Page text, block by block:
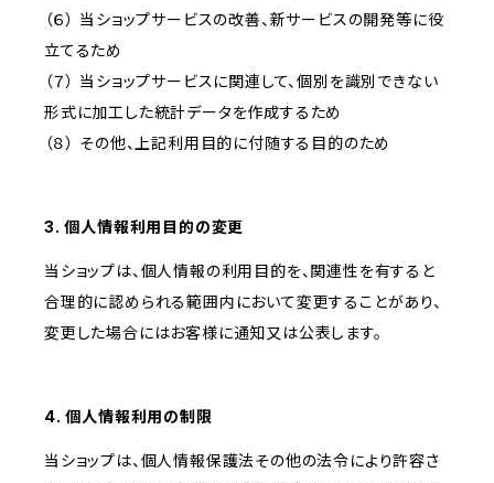
（６） 当ショップサービスの改善、新サービスの開発等に役
立てるため
（７） 当ショップサービスに関連して、個別を識別できない
形式に加工した統計データを作成するため
（８） その他、上記利用目的に付随する目的のため
3. 個人情報利用目的の変更
当ショップは、個人情報の利用目的を、関連性を有すると
合理的に認められる範囲内において変更することがあり、
変更した場合にはお客様に通知又は公表します。
4. 個人情報利用の制限
当ショップは、個人情報保護法その他の法令により許容さ